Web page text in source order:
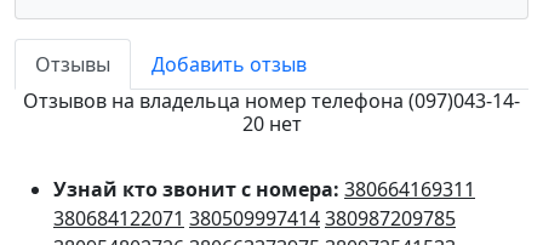
Отзывы
Добавить отзыв
Отзывов на владельца номер телефона (097)043-14-
20 нет
Узнай кто звонит с номера: 380664169311
380684122071 380509997414380987209785